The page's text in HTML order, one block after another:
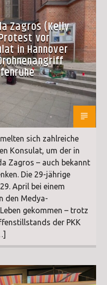
Zagros (Kelly
vor
in Hannover
sich zahlreiche
Konsulat, um der in
Zagros – auch bekannt
Die 29-jährige
April bei einem
den Medya-
gekommen – trotz
der PKK